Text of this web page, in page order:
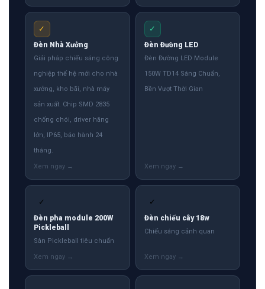
✓
Đèn Nhà Xưởng
Giải pháp chiếu sáng công
nghiệp thế hệ mới cho nhà
xưởng, kho bãi, nhà máy
sản xuất. Chip SMD 2835
chống chói, driver hãng
lớn, IP65, bảo hành 24
tháng.
✓
Đèn Đường LED
Đèn Đường LED Module
150W TD14 Sáng Chuẩn,
Bền Vượt Thời Gian
✓
Đèn pha module 200W
Pickleball
Sân Pickleball tiêu chuẩn
✓
Đèn chiếu cây 18w
Chiếu sáng cảnh quan